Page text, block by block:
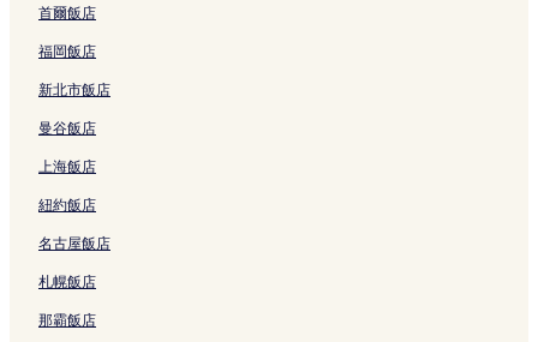
寶安的高爾夫飯店
寶安的設有健身中心的飯店
深圳的寵物友善飯店
鳳崗的提供免費早餐的飯店
沙井的奢華飯店
沙井的親子飯店
沙井的商務飯店
首爾飯店
福岡飯店
新北市飯店
曼谷飯店
上海飯店
紐約飯店
名古屋飯店
札幌飯店
那霸飯店